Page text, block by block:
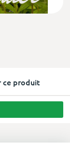
ce produit